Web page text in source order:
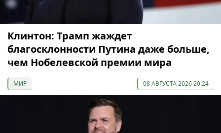
Клинтон: Трамп жаждет
благосклонности Путина даже больше,
чем Нобелевской премии мира
МИР 08 АВГУСТА 2026 20:24